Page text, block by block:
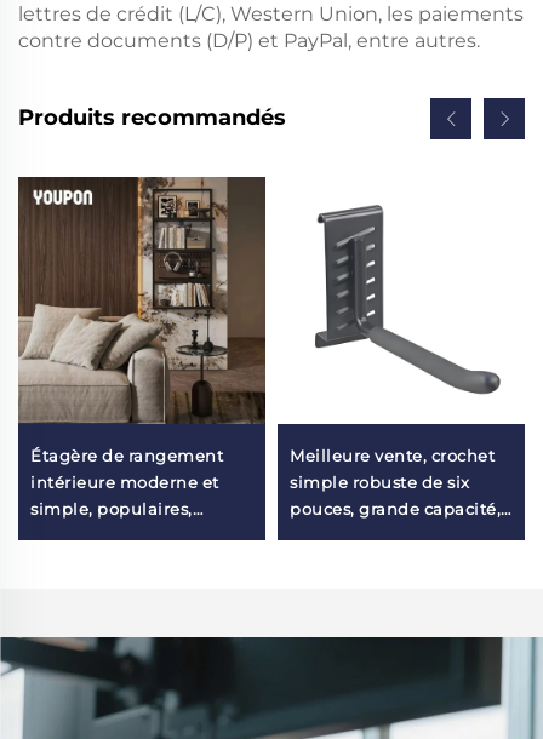
lettres de crédit (L/C), Western Union, les paiements
contre documents (D/P) et PayPal, entre autres.
Produits recommandés
Étagère de rangement
intérieure moderne et
simple, populaires,
Meilleure vente, crochet
simple robuste de six
pouces, grande capacité,